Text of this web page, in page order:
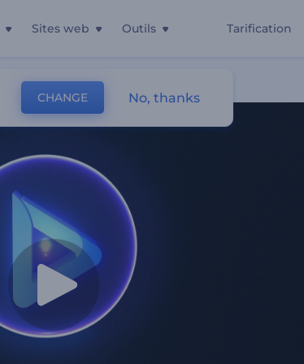
Sites web Outils Tarification
CHANGE No, thanks